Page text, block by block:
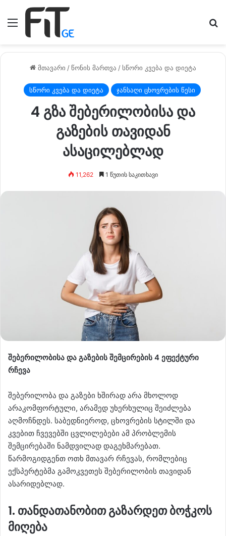
მენიუ
მთავარი /წონის მართვა /სწორი კვება და დიეტა
სწორი კვება და დიეტა ჯანსაღი ცხოვრების წესი
4 გზა შებერილობისა და
გაზების თავიდან
ასაცილებლად
11,262 1 წუთის საკითხავი
შებერილობისა და გაზების შემცირების 4 ეფექტური
რჩევა
შებერილობა და გაზები ხშირად არა მხოლოდ
არაკომფორტული, არამედ უხერხულიც შეიძლება
აღმოჩნდეს. საბედნიეროდ, ცხოვრების სტილში და
კვებით ჩვევებში ცვლილებები ამ პრობლემის
შემცირებაში ნამდვილად დაგეხმარებათ.
წარმოგიდგენთ ოთხ მთავარ რჩევას, რომლებიც
ექსპერტებმა გამოკვეთეს შებერილობის თავიდან
ასარიდებლად.
1. თანდათანობით გაზარდეთ ბოჭკოს
მიღება